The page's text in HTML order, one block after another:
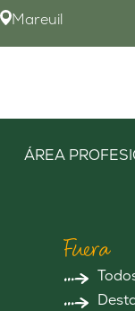
Mareuil
ÁREA
Fuera